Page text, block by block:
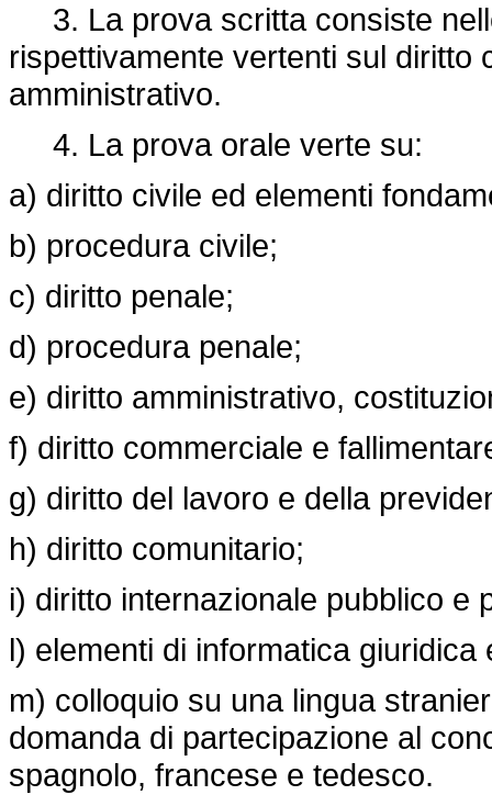
3. La prova scritta consiste
rispettivamente vertenti sul diritto
amministrativo.
4. La prova orale verte su:
a) diritto civile ed elementi
b) procedura civile;
c) diritto penale;
d) procedura penale;
e) diritto amministrativo,
f) diritto commerciale e
g) diritto del lavoro e della
h) diritto comunitario;
i) diritto internazionale pubblico e
l) elementi di informatica
m) colloquio su una lingua
domanda di partecipazione al
spagnolo, francese e tedesco.